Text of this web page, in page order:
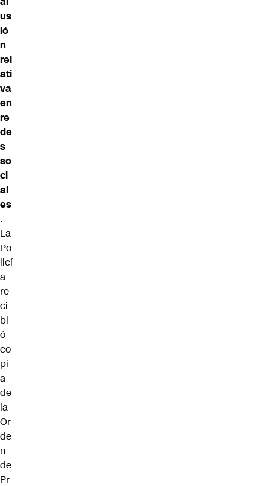
us
ió
n
rel
ati
va
en
re
de
s
so
ci
al
es
.
La
Po
licí
a
re
ci
bi
ó
co
pi
a
de
la
Or
de
n
de
Pr